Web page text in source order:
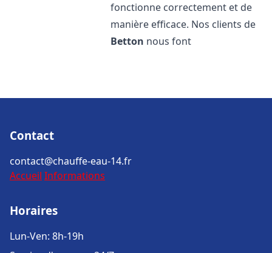
fonctionne correctement et de
manière efficace. Nos clients de
Betton nous font
Contact
contact@chauffe-eau-14.fr
Accueil Informations
Horaires
Lun-Ven: 8h-19h